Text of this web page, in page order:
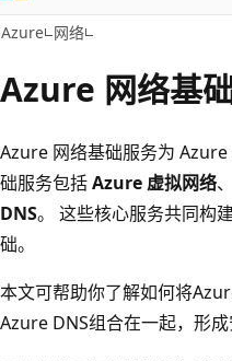
Azure 网络
Azure 网络基
Azure 网络基础服务为
础服务包括Azure 虚拟网络、
DNS。 这些核心服务共同构
础。
本文可帮助你了解如何将
Azure DNS组合在一起，形成